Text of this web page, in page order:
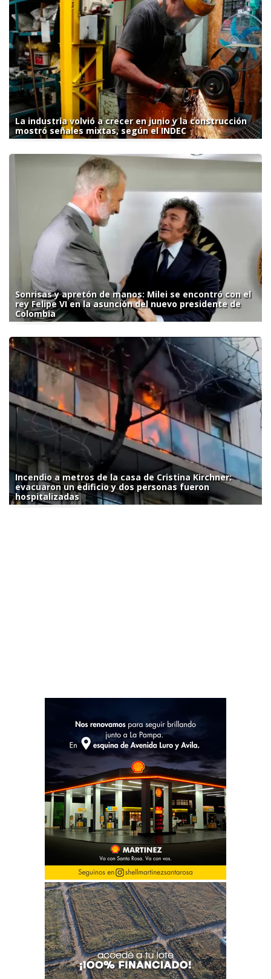
La industria volvió a crecer en junio y la construcción
mostró señales mixtas, según el INDEC
Sonrisas y apretón de manos: Milei se encontró con el
rey Felipe VI en la asunción del nuevo presidente de
Colombia
Incendio a metros de la casa de Cristina Kirchner:
evacuaron un edificio y dos personas fueron
hospitalizadas